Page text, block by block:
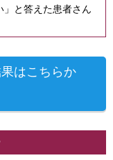
」と答えた患者さん
はこちらか